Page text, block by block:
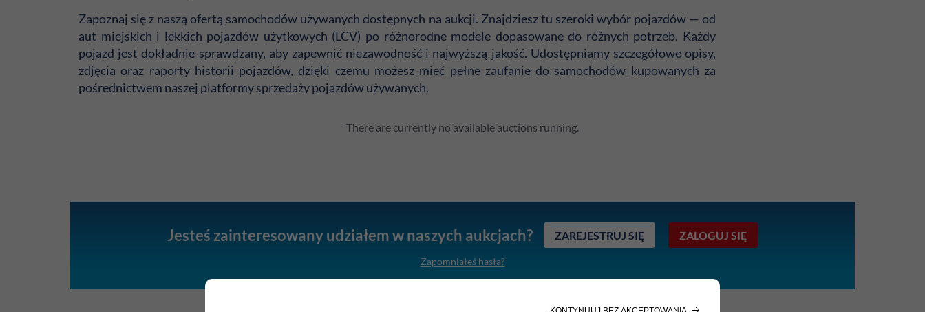
Zapoznaj się z naszą ofertą samochodów używanych dostępnych na aukcji. Znajdziesz tu szeroki wybór pojazdów — od
aut miejskich i lekkich pojazdów użytkowych (LCV) po różnorodne modele dopasowane do różnych potrzeb. Każdy
pojazd jest dokładnie sprawdzany, aby zapewnić niezawodność i najwyższą jakość. Udostępniamy szczegółowe opisy,
zdjęcia oraz raporty historii pojazdów, dzięki czemu możesz mieć pełne zaufanie do samochodów kupowanych za
pośrednictwem naszej platformy sprzedaży pojazdów używanych.
There are currently no available auctions running.
Jesteś zainteresowany udziałem w naszych aukcjach? ZAREJESTRUJ SIĘ ZALOGUJ SIĘ
Zapomniałeś hasła?